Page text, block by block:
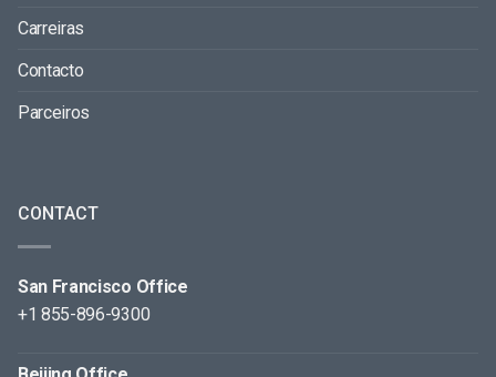
Carreiras
Contacto
Parceiros
CONTACT
San Francisco Office
+1 855-896-9300